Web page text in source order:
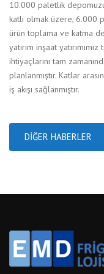
10.000 paletlik
katlı olmak üzere, 6.000
ürün toplama ve katma
yatırım inşaat
ihtiyaçlarını tam
planlanmıştır. Katlar
iş akışı sağlanmıştır.
DIĞER HABERLER